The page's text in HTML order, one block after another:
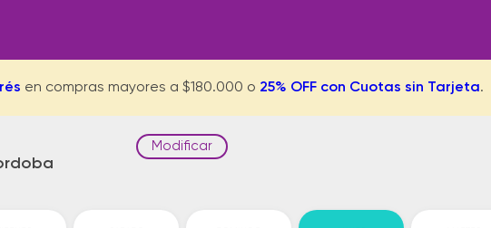
en compras mayores a $180.000 o 25% OFF con Cuotas sin Tarjeta.
Modificar